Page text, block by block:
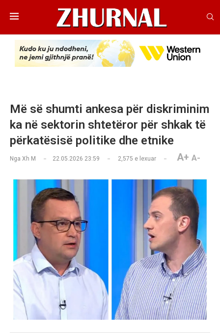
Më së shumti ankesa për diskriminim
ka në sektorin shtetëror për shkak të
përkatësisë politike dhe etnike
Nga Xh M 22.05.2026 23:59 2,575 e lexuar A+ A-